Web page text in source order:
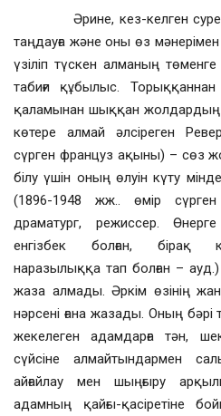
Әрине, кез-келген
таңдауға және оны өз
үзіліп түскен алманың
табиғи құбылыс.
қаламынан шыққан жолдардың
көтере алмай әлсіреген
сүрген француз ақыны) – сөз
білу үшін оның өлуін күту
(1896-1948 жж.. өмір
драматург, режиссер.
енгізбек болған, бірақ
наразылыққа тап болған –
жаза алмады. Әркім өзінің жан
нәрсені ғана жазады. Оның бәрі
жекелеген адамдарға тән,
сүйсіне алмайтындармен
айғайлау мен шыңғыру
адамның қайғы-қасіретіне